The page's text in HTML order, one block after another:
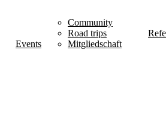
Events
Community
Road trips
Mitgliedschaft